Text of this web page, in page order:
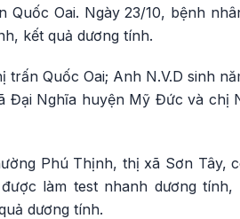
Oai. Ngày 23/10, bệnh
kết quả dương tính.
Quốc Oai; Anh N.V.D sinh
Nghĩa huyện Mỹ Đức và chị
Phú Thịnh, thị xã Sơn Tây,
làm test nhanh dương
dương tính.